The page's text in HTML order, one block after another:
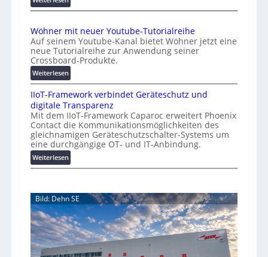
m
t
i
o
O
r
g
w
ä
c
s
w
e
t
e
e
K
o
s
t
e
n
f
a
l
l
e
A
A
Z
ü
r
i
c
h
:
T
r
e
f
f
p
n
k
t
f
ü
r
Wöhner mit neuer Youtube-Tutorialreihe
Auf seinem Youtube-Kanal bietet Wöhner jetzt eine
neue Tutorialreihe zur Anwendung seiner
Crossboard-Produkte.
Weiterlesen:
W
ö
h
n
e
r
m
i
t
e
u
e
r
Y
o
IIoT-Framework verbindet Geräteschutz und
digitale Transparenz
Mit dem IIoT-Framework Caparoc erweitert Phoenix
Contact die Kommunikationsmöglichkeiten des
gleichnamigen Geräteschutzschalter-Systems um
eine durchgängige OT- und IT-Anbindung.
Weiterlesen:
I
T
-
F
r
a
m
Bild: Dehn SE